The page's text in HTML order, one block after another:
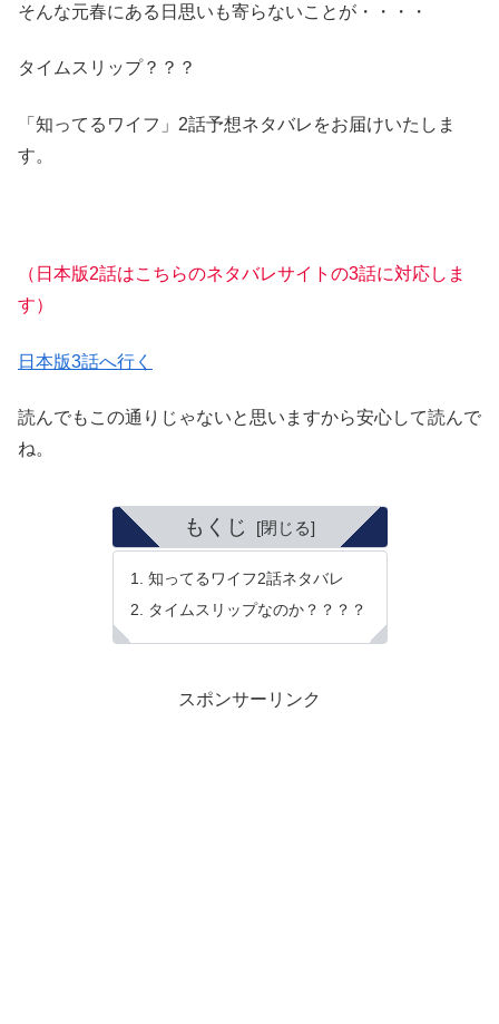
そんな元春にある日思いも寄らないことが・・・・
タイムスリップ？？？
「知ってるワイフ」2話予想ネタバレをお届けいたしま
す。
（日本版2話はこちらのネタバレサイトの3話に対応しま
す）
日本版3話へ行く
読んでもこの通りじゃないと思いますから安心して読んで
ね。
もくじ
知ってるワイフ2話ネタバレ
タイムスリップなのか？？？？
スポンサーリンク